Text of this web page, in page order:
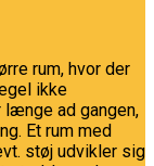
rum, hvor der
ikke
ad gangen,
Et rum med
støj udvikler sig